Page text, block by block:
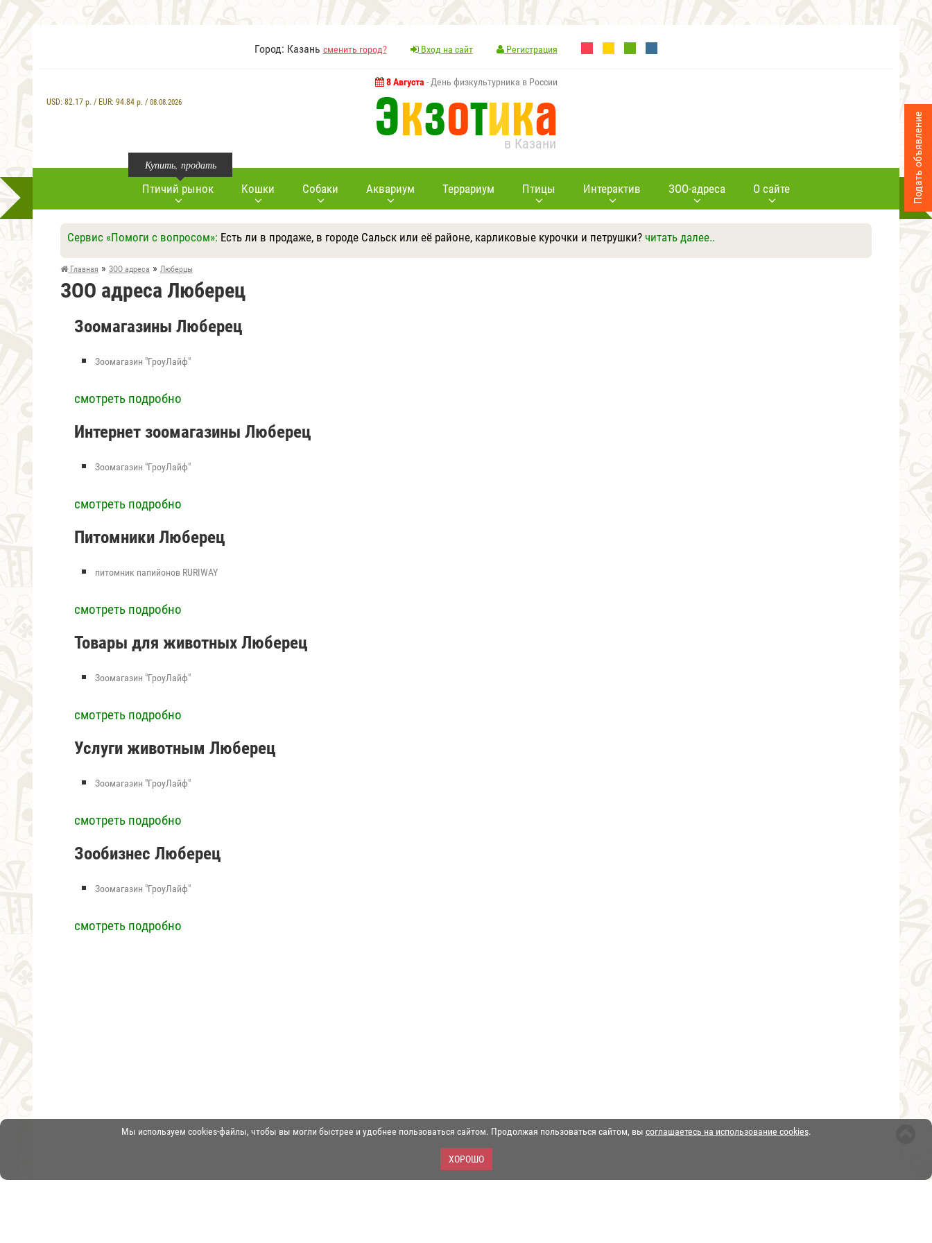
Мы используем cookies-файлы, чтобы вы могли быстрее и удобнее пользоваться сайтом. Продолжая пользоваться сайтом, вы соглашаетесь на использование cookies.
ХОРОШО
Город: Казань сменить город? Вход на сайт Регистрация
8 Августа - День физкультурника в России
USD: 82.17 р. / EUR: 94.84 р. / 08.08.2026
в Казани
Купить, продать
Птичий рынок Кошки Собаки Аквариум Террариум Птицы Интерактив ЗОО-адреса О сайте
Сервис «Помоги с вопросом»: Есть ли в продаже, в городе Сальск или её районе, карликовые курочки и петрушки? читать далее..
Ответить Другие вопросы
Задать вопрос
Главная » ЗОО адреса » Люберцы
ЗОО адреса Люберец
Зоомагазины Люберец
Зоомагазин "ГроуЛайф"
смотреть подробно
Интернет зоомагазины Люберец
Зоомагазин "ГроуЛайф"
смотреть подробно
Питомники Люберец
питомник папийонов RURIWAY
смотреть подробно
Товары для животных Люберец
Зоомагазин "ГроуЛайф"
смотреть подробно
Услуги животным Люберец
Зоомагазин "ГроуЛайф"
смотреть подробно
Зообизнес Люберец
Зоомагазин "ГроуЛайф"
смотреть подробно
Подать объявление